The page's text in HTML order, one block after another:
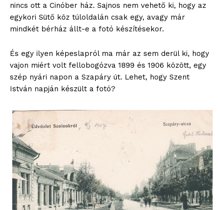
blogSZOLNOK
szubjektív élményportál
ELŐFIZETÉS
nincs ott a Cinóber ház. Sajnos nem vehető ki, hogy az
egykori Sütő köz túloldalán csak egy, avagy már
mindkét bérház állt-e a fotó készítésekor.
És egy ilyen képeslapról ma már az sem derül ki, hogy
vajon miért volt fellobogózva 1899 és 1906 között, egy
szép nyári napon a Szapáry út. Lehet, hogy Szent
István napján készült a fotó?